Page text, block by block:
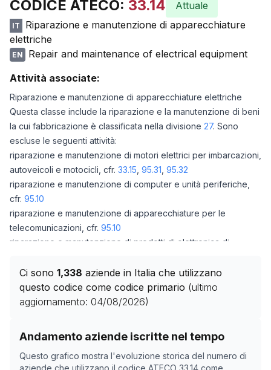
CODICE ATECO: 33.14 Attuale
IT
Riparazione e manutenzione di apparecchiature
elettriche
EN
Repair and maintenance of electrical equipment
Attività associate:
Riparazione e manutenzione di apparecchiature elettriche
Questa classe include la riparazione e la manutenzione di beni
la cui fabbricazione è classificata nella divisione 27. Sono
escluse le seguenti attività:
riparazione e manutenzione di motori elettrici per imbarcazioni,
autoveicoli e motocicli, cfr. 33.15 95.31 95.32
riparazione e manutenzione di computer e unità periferiche,
cfr. 95.10
riparazione e manutenzione di apparecchiature per le
telecomunicazioni, cfr. 95.10
riparazione e manutenzione di prodotti di elettronica di
riparazione di elettrodomestici, cfr.95.22
riparazione di orologi (da polso e da muro), cfr.95.25
Ci sono 1,338 aziende in Italia che utilizzano
questo codice come codice primario (ultimo
aggiornamento: 04/08/2026)
Andamento aziende iscritte nel tempo
Questo grafico mostra l'evoluzione storica del numero di
aziende che utilizzano il codice ATECO 33.14 come
Storico numero di aziende con codice ATECO
Data rilevazione
01/05/2025
1162